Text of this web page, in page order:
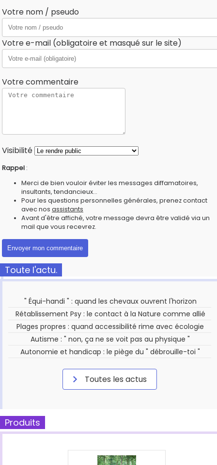
Votre nom / pseudo
Votre e-mail (obligatoire et masqué sur le site)
Votre commentaire
Visibilité
Rappel :
Merci de bien vouloir éviter les messages diffamatoires,
insultants, tendancieux...
Pour les questions personnelles générales, prenez contact
avec nos assistants
Avant d'être affiché, votre message devra être validé via un
mail que vous recevrez.
Toute l'actu.
" Équi-handi " : quand les chevaux ouvrent l'horizon
Rétablissement Psy : le contact à la Nature comme allié
Plages propres : quand accessibilité rime avec écologie
Autisme : " non, ça ne se voit pas au physique "
Autonomie et handicap : le piège du " débrouille-toi "
Toutes les actus
Produits